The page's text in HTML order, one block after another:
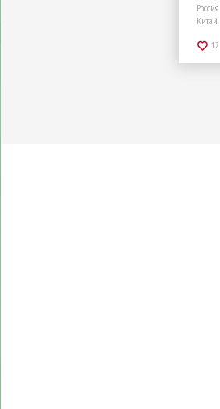
Россия
Китай
12